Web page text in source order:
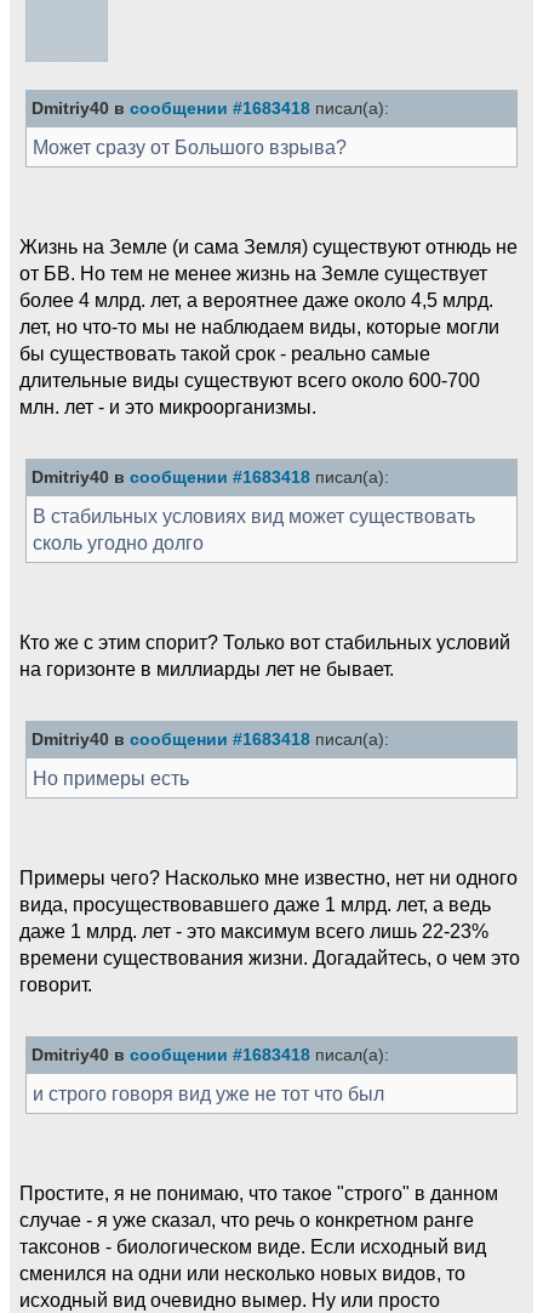
Dmitriy40 в сообщении #1683418 писал(а):
Может сразу от Большого взрыва?
Жизнь на Земле (и сама Земля) существуют отнюдь не
от БВ. Но тем не менее жизнь на Земле существует
более 4 млрд. лет, а вероятнее даже около 4,5 млрд.
лет, но что-то мы не наблюдаем виды, которые могли
бы существовать такой срок - реально самые
длительные виды существуют всего около 600-700
млн. лет - и это микроорганизмы.
Dmitriy40 в сообщении #1683418 писал(а):
В стабильных условиях вид может существовать
сколь угодно долго
Кто же с этим спорит? Только вот стабильных условий
на горизонте в миллиарды лет не бывает.
Dmitriy40 в сообщении #1683418 писал(а):
Но примеры есть
Примеры чего? Насколько мне известно, нет ни одного
вида, просуществовавшего даже 1 млрд. лет, а ведь
даже 1 млрд. лет - это максимум всего лишь 22-23%
времени существования жизни. Догадайтесь, о чем это
говорит.
Dmitriy40 в сообщении #1683418 писал(а):
и строго говоря вид уже не тот что был
Простите, я не понимаю, что такое "строго" в данном
случае - я уже сказал, что речь о конкретном ранге
таксонов - биологическом виде. Если исходный вид
сменился на одни или несколько новых видов, то
исходный вид очевидно вымер. Ну или просто